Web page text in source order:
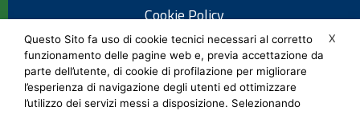
Cookie Policy
Informativa privacy
X
Questo Sito fa uso di cookie tecnici necessari al corretto
funzionamento delle pagine web e, previa accettazione da
parte dell’utente, di cookie di profilazione per migliorare
l’esperienza di navigazione degli utenti ed ottimizzare
l’utilizzo dei servizi messi a disposizione. Selezionando